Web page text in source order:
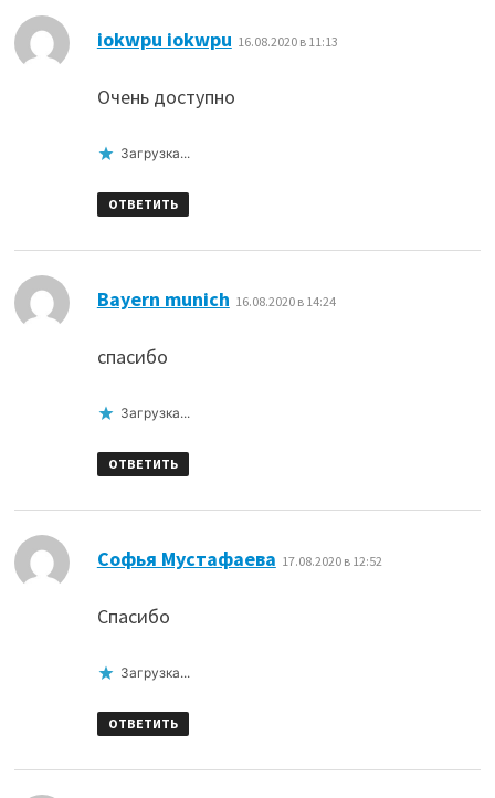
iokwpu iokwpu 16.08.2020 в 11:13
Очень доступно
Загрузка...
ОТВЕТИТЬ
Bayern munich 16.08.2020 в 14:24
спасибо
Загрузка...
ОТВЕТИТЬ
Софья Мустафаева 17.08.2020 в 12:52
Спасибо
Загрузка...
ОТВЕТИТЬ